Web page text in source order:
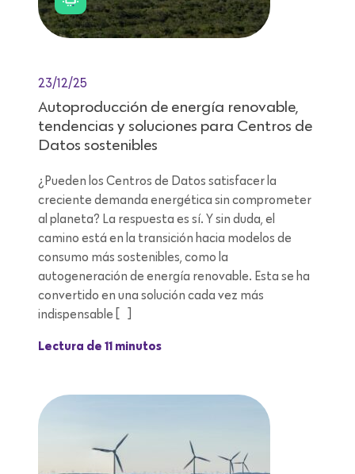
23/12/25
Autoproducción de energía renovable,
tendencias y soluciones para Centros de
Datos sostenibles
¿Pueden los Centros de Datos satisfacer la
creciente demanda energética sin comprometer
al planeta? La respuesta es sí. Y sin duda, el
camino está en la transición hacia modelos de
consumo más sostenibles, como la
autogeneración de energía renovable. Esta se ha
convertido en una solución cada vez más
indispensable […]
Lectura de 11 minutos